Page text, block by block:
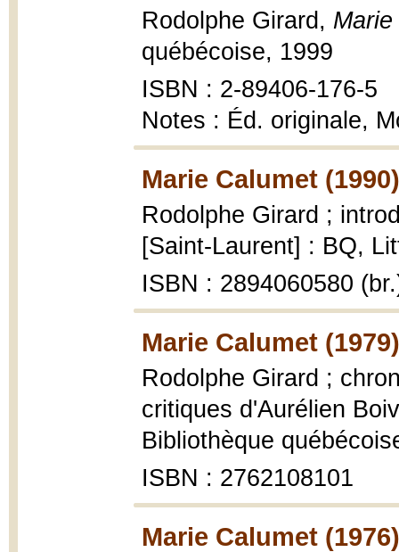
Rodolphe Girard,
québécoise, 1999
ISBN : 2-89406-176-5
Notes : Éd. originale,
Marie Calumet (1990)
Rodolphe Girard ;
[Saint-Laurent] : BQ,
ISBN : 2894060580
Marie Calumet (1979)
Rodolphe Girard ;
critiques d'Aurélien
Bibliothèque
ISBN : 2762108101
Marie Calumet (1976)